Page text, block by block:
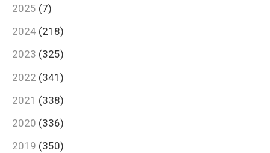
2025 (7)
2024 (218)
2023 (325)
2022 (341)
2021 (338)
2020 (336)
2019 (350)